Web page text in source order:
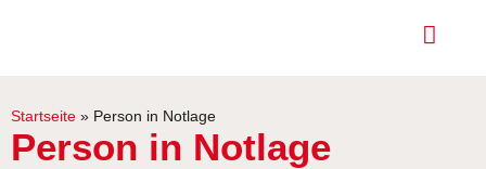
Startseite » Person in Notlage
Person in Notlage